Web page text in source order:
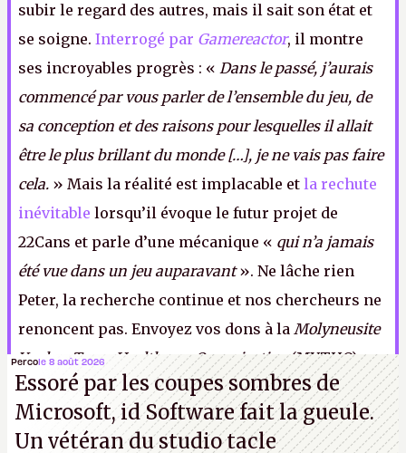
subir le regard des autres, mais il sait son état et
se soigne. Interrogé par Gamereactor, il montre
ses incroyables progrès : « Dans le passé, j’aurais
commencé par vous parler de l’ensemble du jeu, de
sa conception et des raisons pour lesquelles il allait
être le plus brillant du monde […], je ne vais pas faire
cela. » Mais la réalité est implacable et la rechute
inévitable lorsqu’il évoque le futur projet de
22Cans et parle d’une mécanique « qui n’a jamais
été vue dans un jeu auparavant». Ne lâche rien
Peter, la recherche continue et nos chercheurs ne
renoncent pas. Envoyez vos dons à la Molyneusite
Yankee Team Healthcare Organisation(MYTHO).
Aidez-nous, aidez-les.P.
Percole 8 août 2026
Essoré par les coupes sombres de
Microsoft, id Software fait la gueule.
Un vétéran du studiotacle